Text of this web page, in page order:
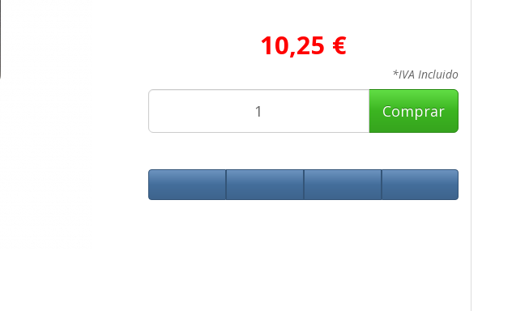
10,25 €
*IVA Incluido
Comprar